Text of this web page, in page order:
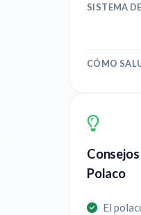
SISTEMA
CÓMO
Polaco
El